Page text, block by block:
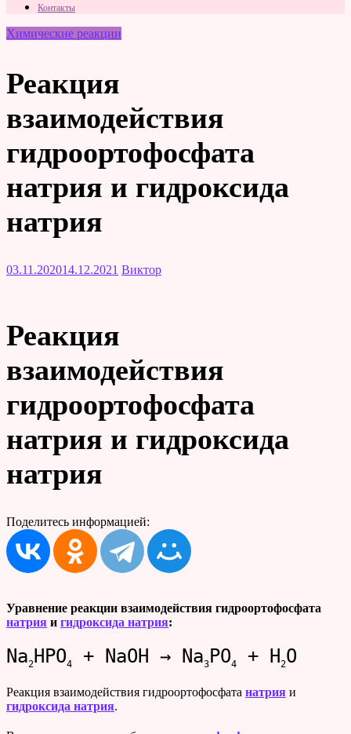
Контакты
Химические реакции
Реакция
взаимодействия
гидроортофосфата
натрия и гидроксида
натрия
03.11.202014.12.2021 Виктор
Реакция
взаимодействия
гидроортофосфата
натрия и гидроксида
натрия
Поделитесь информацией:
Уравнение реакции взаимодействия гидроортофосфата
натрия и гидроксида натрия:
Na2 HPO4 + NaOH → Na3 PO4 + H 2O
Реакция взаимодействия гидроортофосфата натрия и
гидроксида натрия.